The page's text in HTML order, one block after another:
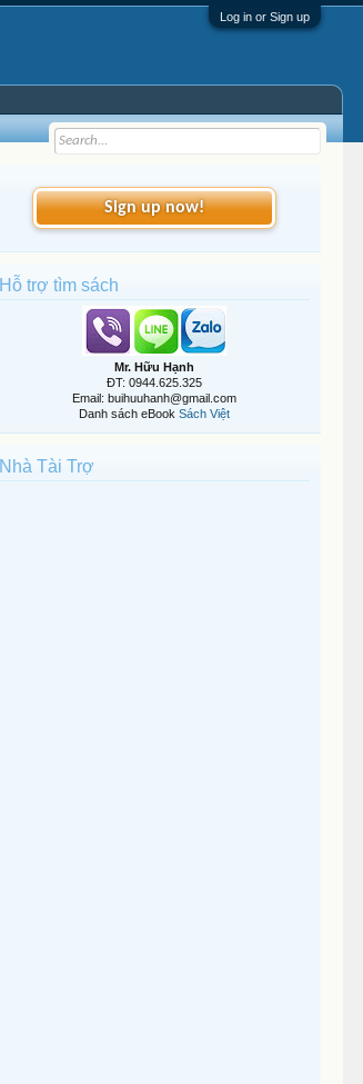
Log in or Sign up
Sign up now!
Hỗ trợ tìm sách
Mr. Hữu Hạnh
ĐT: 0944.625.325
Email: buihuuhanh@gmail.com
Danh sách eBook Sách Việt
Nhà Tài Trợ